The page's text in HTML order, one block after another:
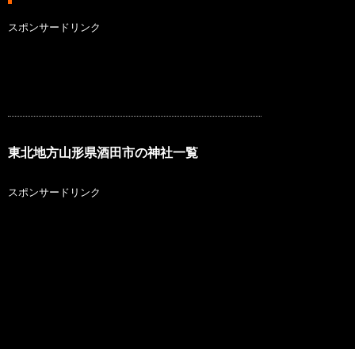
スポンサードリンク
東北地方山形県酒田市の神社一覧
スポンサードリンク